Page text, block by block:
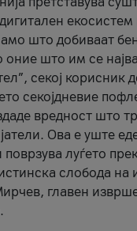
екосистем
што добиваат
оние што им се
секој корисник
секојдневие
вредност што
Ова е уште
луѓето
слобода на
главен